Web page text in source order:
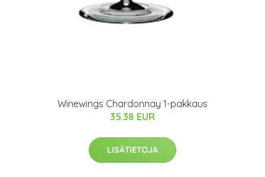
Winewings Chardonnay 1-pakkaus
35.38 EUR
LISÄTIETOJA